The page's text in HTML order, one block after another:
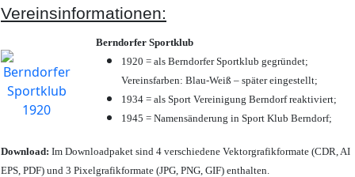
Vereinsinformationen:
Berndorfer Sportklub
1920 = als Berndorfer Sportklub gegründet;
Vereinsfarben: Blau-Weiß – später eingestellt;
1934 = als Sport Vereinigung Berndorf reaktiviert;
1945 = Namensänderung in Sport Klub Berndorf;
Download: Im Downloadpaket sind 4 verschiedene Vektorgrafikformate (CDR, AI
EPS, PDF) und 3 Pixelgrafikformate (JPG, PNG, GIF) enthalten.